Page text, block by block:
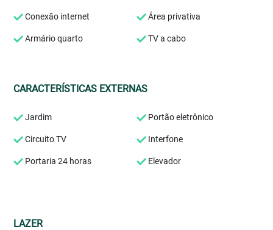
Conexão internet Área privativa
Armário quarto TV a cabo
CARACTERÍSTICAS EXTERNAS
Jardim Portão eletrônico
Circuito TV Interfone
Portaria 24 horas Elevador
LAZER